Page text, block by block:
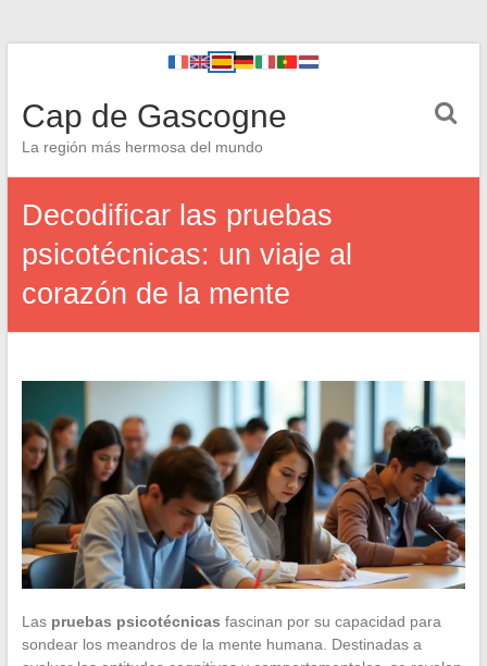
Cap de Gascogne
La región más hermosa del mundo
Decodificar las pruebas
psicotécnicas: un viaje al
corazón de la mente
Las pruebas psicotécnicas fascinan por su capacidad para
sondear los meandros de la mente humana. Destinadas a